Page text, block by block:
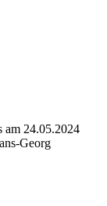
24.05.2024
Georg